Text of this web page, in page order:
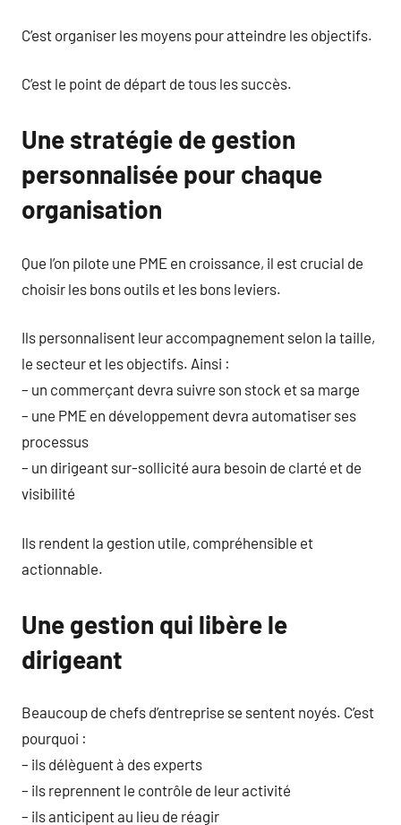
C’est organiser les moyens pour atteindre les objectifs.
C’est le point de départ de tous les succès.
Une stratégie de gestion
personnalisée pour chaque
organisation
Que l’on pilote une PME en croissance, il est crucial de
choisir les bons outils et les bons leviers.
Ils personnalisent leur accompagnement selon la taille,
le secteur et les objectifs. Ainsi :
– un commerçant devra suivre son stock et sa marge
– une PME en développement devra automatiser ses
processus
– un dirigeant sur-sollicité aura besoin de clarté et de
visibilité
Ils rendent la gestion utile, compréhensible et
actionnable.
Une gestion qui libère le
dirigeant
Beaucoup de chefs d’entreprise se sentent noyés. C’est
pourquoi :
– ils délèguent à des experts
– ils reprennent le contrôle de leur activité
– ils anticipent au lieu de réagir